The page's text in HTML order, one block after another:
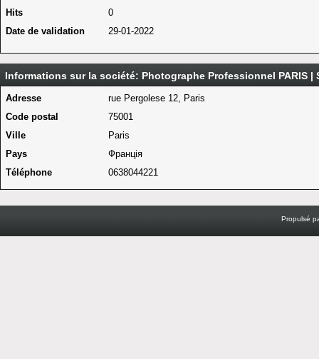
Hits
0
Date de validation
29-01-2022
Informations sur la société: Photographe Professionnel PARIS |
Adresse
rue Pergolese 12, Paris
Code postal
75001
Ville
Paris
Pays
Франція
Téléphone
0638044221
Propulsé